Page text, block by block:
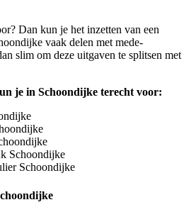
Dan kun je het inzetten van een
vaak delen met mede-
slim om deze uitgaven te splitsen met
je in Schoondijke terecht voor:
Schoondijke
Schoondijke